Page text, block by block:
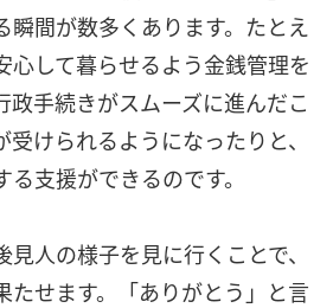
瞬間が数多くあります。たとえ
心して暮らせるよう金銭管理を
政手続きがスムーズに進んだこ
けられるようになったりと、
支援ができるのです。
人の様子を見に行くことで、
たせます。「ありがとう」と言